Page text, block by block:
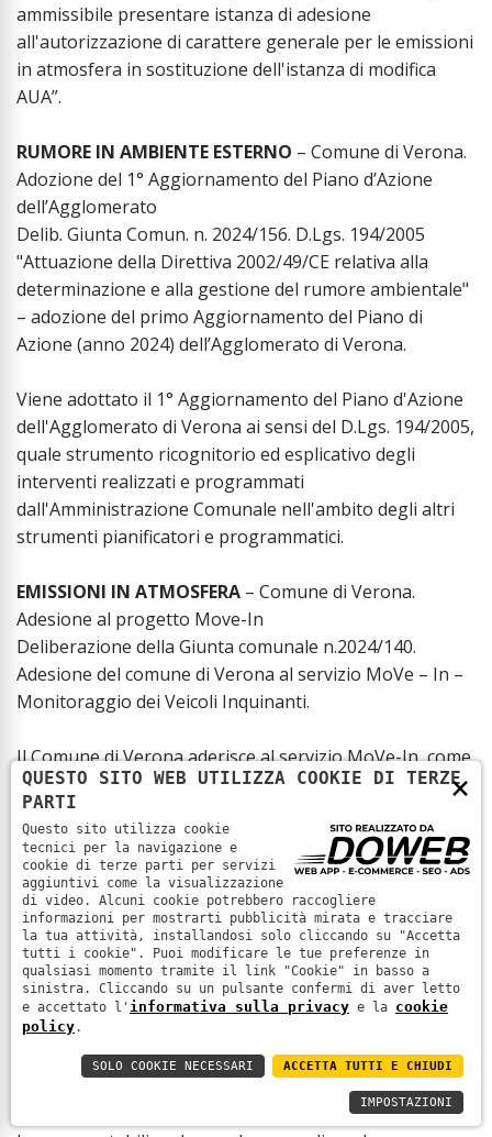
ammissibile presentare istanza di adesione
all'autorizzazione di carattere generale per le emissioni
in atmosfera in sostituzione dell'istanza di modifica
AUA”.
RUMORE IN AMBIENTE ESTERNO – Comune di Verona.
Adozione del 1° Aggiornamento del Piano d’Azione
dell’Agglomerato
Delib. Giunta Comun. n. 2024/156. D.Lgs. 194/2005
"Attuazione della Direttiva 2002/49/CE relativa alla
determinazione e alla gestione del rumore ambientale"
– adozione del primo Aggiornamento del Piano di
Azione (anno 2024) dell’Agglomerato di Verona.
Viene adottato il 1° Aggiornamento del Piano d'Azione
dell'Agglomerato di Verona ai sensi del D.Lgs. 194/2005,
quale strumento ricognitorio ed esplicativo degli
interventi realizzati e programmati
dall'Amministrazione Comunale nell'ambito degli altri
strumenti pianificatori e programmatici.
EMISSIONI IN ATMOSFERA – Comune di Verona.
Adesione al progetto Move-In
Deliberazione della Giunta comunale n.2024/140.
Adesione del comune di Verona al servizio MoVe – In –
Monitoraggio dei Veicoli Inquinanti.
Il Comune di Verona aderisce al servizio MoVe-In, come
misura alternativa alle ordinanze di limitazione della
circolazione. A seguito di tale adesione, viene prevista
una modifica all’ordinanza del Sindaco n. 45/2023
“Misure di limitazione della circolazione stradale per il
contenimento dell’inquinamento atmosferico dal 1
ottobre 2023 al 30 aprile 2024.”
NORME TECNICHE– Imballaggi
Norma Tecnica UNI EN ISO 1 febbraio 2024, n. 4180
Imballaggi - Imballaggi di trasporto completi e riempiti
- Regole generali per la compilazione delle schede di
×
QUESTO SITO WEB UTILIZZA COOKIE DI TERZE
PARTI
Questo sito utilizza cookie
tecnici per la navigazione e
cookie di terze parti per servizi
aggiuntivi come la visualizzazione
di video. Alcuni cookie potrebbero raccogliere
informazioni per mostrarti pubblicità mirata e tracciare
la tua attività, installandosi solo cliccando su "Accetta
tutti i cookie". Puoi modificare le tue preferenze in
qualsiasi momento tramite il link "Cookie" in basso a
sinistra. Cliccando su un pulsante confermi di aver letto
e accettato l' informativa sulla privacy e la cookie
policy.
ACCETTA TUTTI E CHIUDI
SOLO COOKIE NECESSARI
IMPOSTAZIONI